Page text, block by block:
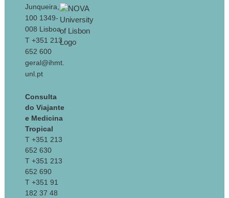
Junqueira,
100 1349-
008 Lisboa
T +351 213
652 600
geral@ihmt.
unl.pt
Consulta
do Viajante
e Medicina
Tropical
T +351 213
652 630
T +351 213
652 690
T +351 91
182 37 48